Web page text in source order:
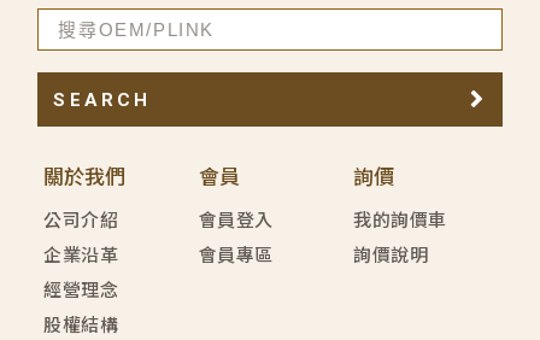
關於我們
公司介紹
企業沿革
經營理念
股權結構
會員
會員登入
會員專區
詢價
我的詢價車
詢價說明
SEARCH